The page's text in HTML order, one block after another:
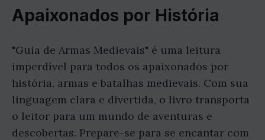
Apaixonados por História
"Guia de Armas Medievais" é uma leitura
imperdível para todos os apaixonados por
história, armas e batalhas medievais. Com sua
linguagem clara e divertida, o livro transporta
o leitor para um mundo de aventuras e
descobertas. Prepare-se para se encantar com